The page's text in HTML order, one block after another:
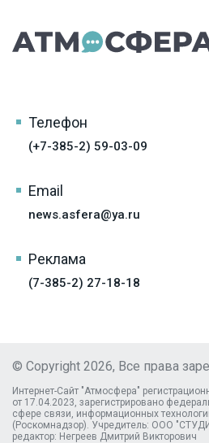
Телефон
(+7-385-2) 59-03-09
Email
news.asfera@ya.ru
Реклама
(7-385-2) 27-18-18
© Copyright 2026, Все права
Интернет-Сайт "Атмосфера"
от 17.04.2023, зарегистрировано
сфере связи, информационных
(Роскомнадзор). Учредитель: ООО
редактор: Негреев Дмитрий Викторович